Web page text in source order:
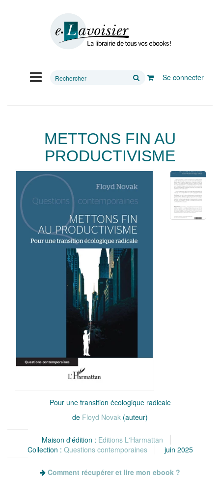
Rechercher
Se connecter
METTONS FIN AU
PRODUCTIVISME
Pour une transition écologique radicale
de Floyd Novak (auteur)
Maison d'édition : Editions L'Harmattan
Collection : Questions contemporaines juin 2025
Comment récupérer et lire mon ebook ?